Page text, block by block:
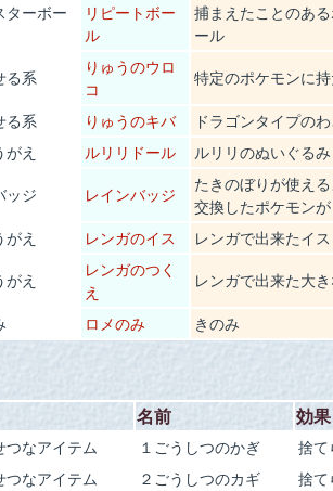
ターボー
リピートボー
ル
捕まえたことのあ
ール
る系
りゅうのウロ
コ
特定のポケモンに
る系
りゅうのキバ
ドラゴンタイプの
がえ
ルリリドール
ルリリのぬいぐるみ
ッジ
レインバッジ
たきのぼりが使え
交換したポケモン
がえ
レンガのイス
レンガで出来たイス
がえ
レンガのつく
え
レンガで出来た大
ロメのみ きのみ
名前 効果
つなアイテム １ごうしつのかぎ
捨て
つなアイテム
２ごうしつのカギ
捨て